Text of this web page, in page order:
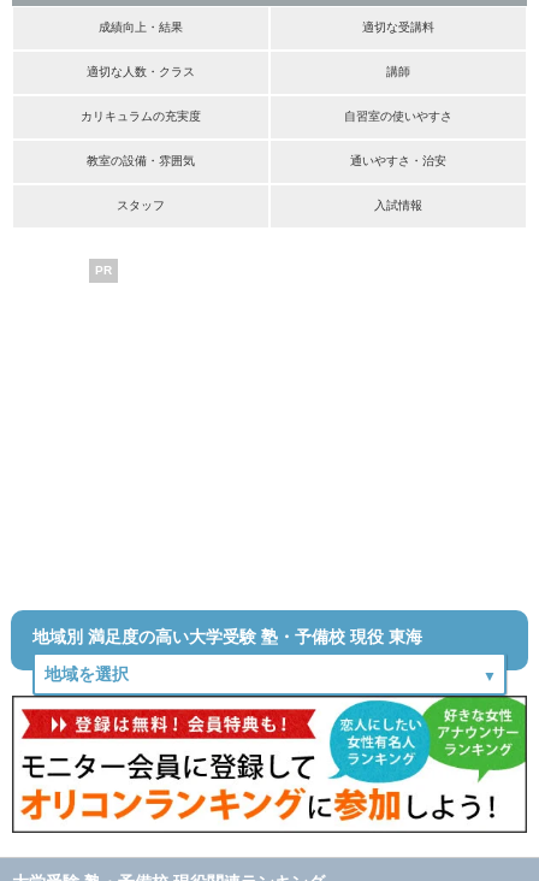
成績向上・結果 適切な受講料
適切な人数・クラス 講師
カリキュラムの充実度 自習室の使いやすさ
教室の設備・雰囲気 通いやすさ・治安
スタッフ 入試情報
PR
地域別 満足度の高い大学受験 塾・予備校 現役 東海